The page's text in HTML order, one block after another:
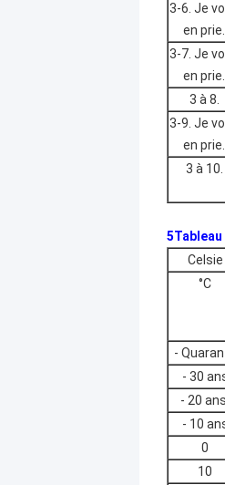
3-6. Je
en prie.
3-7. Je
en prie.
3 à 8.
3-9. Je
en prie.
3 à 10.
Celsie
°C
-
- 30
- 20
- 10
0
10